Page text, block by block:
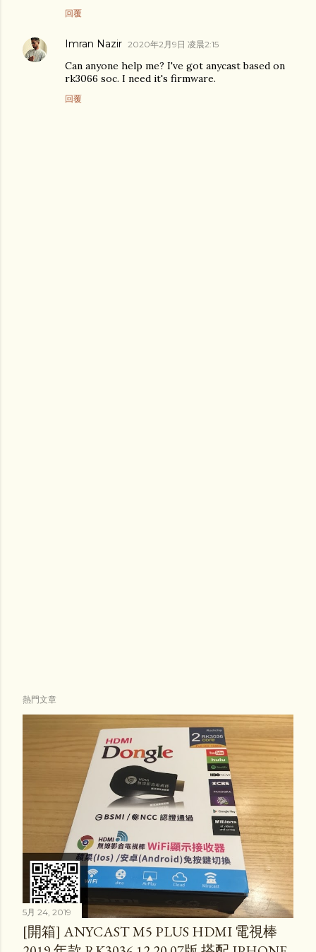
回覆
Imran Nazir 2020年2月9日 凌晨2:15
Can anyone help me? I've got anycast based on
rk3066 soc. I need it's firmware.
回覆
熱門文章
5月 24, 2019
[開箱] ANYCAST M5 PLUS HDMI 電視棒